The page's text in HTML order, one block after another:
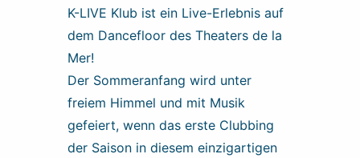
K-LIVE Klub ist ein Live-Erlebnis auf
dem Dancefloor des Theaters de la
Mer!
Der Sommeranfang wird unter
freiem Himmel und mit Musik
gefeiert, wenn das erste Clubbing
der Saison in diesem einzigartigen